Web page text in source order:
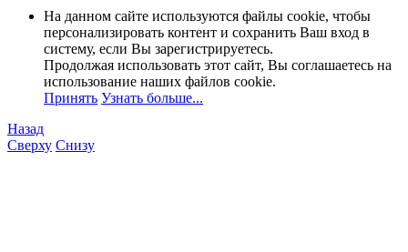
На данном сайте используются файлы cookie, чтобы
персонализировать контент и сохранить Ваш вход в
систему, если Вы зарегистрируетесь.
Продолжая использовать этот сайт, Вы соглашаетесь на
использование наших файлов cookie.
Принять Узнать больше...
Назад
Сверху Снизу